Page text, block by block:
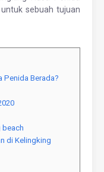
sebuah tujuan
Penida Berada?
beach
di Kelingking